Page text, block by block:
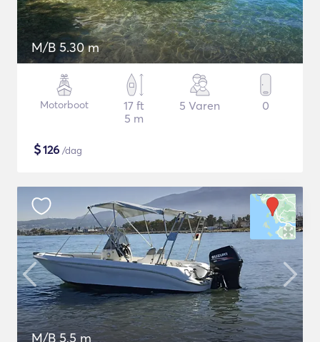
M/B 5.30 m
Motorboot
17 ft
5 m
5 Varen 0
$126 /dag
M/B 5,5 m